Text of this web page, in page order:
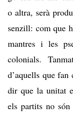
o altra, serà
senzill: com que
mantres i les
colonials.
d’aquells que
dir que la unitat
els partits no són